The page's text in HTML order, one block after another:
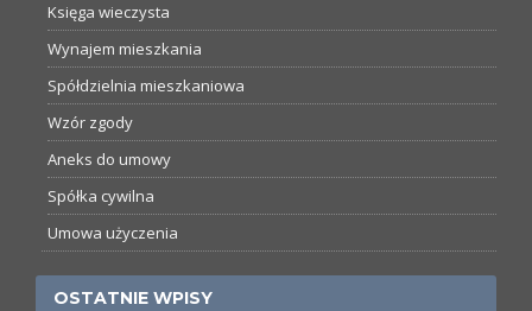
Księga wieczysta
Wynajem mieszkania
Spółdzielnia mieszkaniowa
Wzór zgody
Aneks do umowy
Spółka cywilna
Umowa użyczenia
OSTATNIE WPISY